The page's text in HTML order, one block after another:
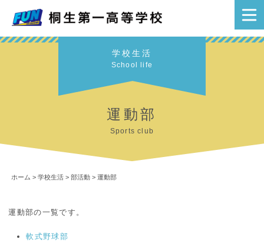
学校生活
School life
運動部
Sports club
ホーム > 学校生活> 部活動> 運動部
運動部の一覧です。
軟式野球部